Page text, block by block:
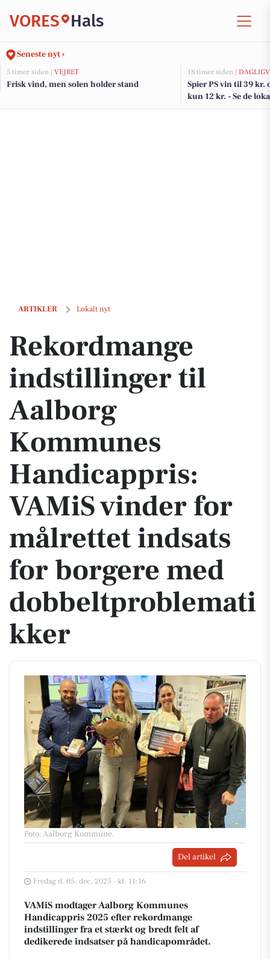
VORES Hals
Seneste nyt ›
5 timer siden | VEJRET
Frisk vind, men solen holder stand
18 timer siden |
Spier PS vin til 39
kun 12 kr. - Se de
DagliBrugsen
ARTIKLER Lokalt nyt
Rekordmange indstillinger til Aalborg Kommunes Handicappris:
Rekordmange
indstillinger til
Aalborg
Kommunes
Handicappris:
VAMiS vinder for
målrettet indsats
for borgere med
dobbeltproblemati
kker
Foto: Aalborg Kommune.
Del artikel
Fredag d. 05. dec. 2025 - kl. 11:16
VAMiS modtager Aalborg Kommunes
Handicappris 2025 efter rekordmange
indstillinger fra et stærkt og bredt felt af
dedikerede indsatser på handicapområdet.